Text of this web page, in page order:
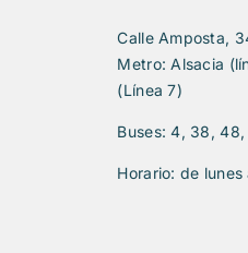
Calle Amposta,
Metro: Alsacia
(Línea 7)
Buses: 4, 38, 48,
Horario: de